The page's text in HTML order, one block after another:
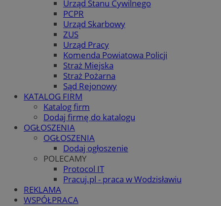
Urząd Stanu Cywilnego
PCPR
Urząd Skarbowy
ZUS
Urząd Pracy
Komenda Powiatowa Policji
Straż Miejska
Straż Pożarna
Sąd Rejonowy
KATALOG FIRM
Katalog firm
Dodaj firmę do katalogu
OGŁOSZENIA
OGŁOSZENIA
Dodaj ogłoszenie
POLECAMY
Protocol IT
Pracuj.pl - praca w Wodzisławiu
REKLAMA
WSPÓŁPRACA